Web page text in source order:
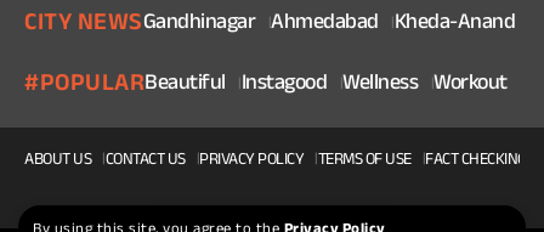
CITY NEWSGandhinagar Ahmedabad Kheda-Anand
#POPULARBeautiful Instagood Wellness Workout
ABOUT US CONTACT US PRIVACY POLICY TERMS OF USE FACT CHECKING